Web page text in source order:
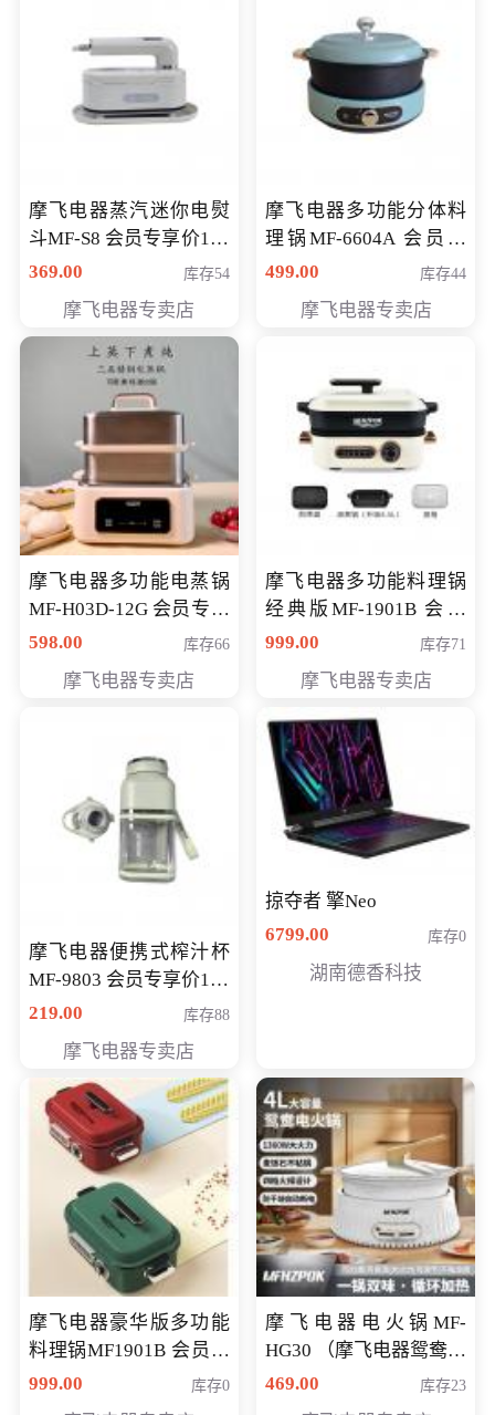
摩飞电器蒸汽迷你电熨
斗MF-S8 会员专享价168
元
369.00 库存54
摩飞电器专卖店
摩飞电器多功能分体料
理锅MF-6604A 会员专
享价288元
499.00 库存44
摩飞电器专卖店
摩飞电器多功能电蒸锅
MF-H03D-12G 会员专享
价398元
598.00 库存66
摩飞电器专卖店
摩飞电器多功能料理锅
经典版MF-1901B 会员
专享价399元
999.00 库存71
摩飞电器专卖店
摩飞电器便携式榨汁杯
MF-9803 会员专享价138
元
219.00 库存88
摩飞电器专卖店
掠夺者 擎Neo
6799.00
库存0
湖南德香科技
摩飞电器豪华版多功能
料理锅MF1901B 会员专
享价668元
999.00 库存0
摩飞电器电火锅MF-
HG30 （摩飞电器鸳鸯锅
MF-HG30 ） 会员专享价
469.00 库存23